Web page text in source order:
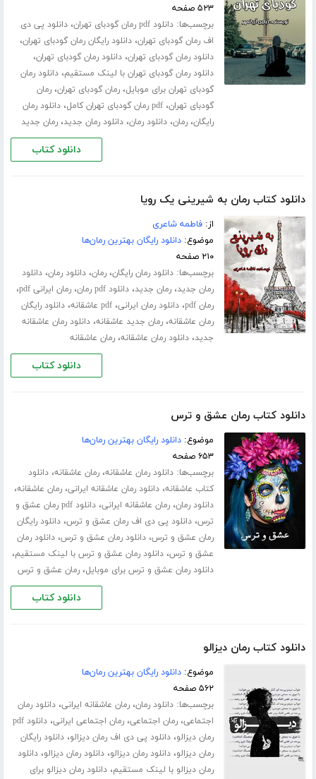
۵۲۳ صفحه
برچسب‌ها:دانلود pdf رمان گودبای تهران ،دانلود پی دی
اف رمان گودبای تهران،دانلود رایگان رمان گودبای تهران،
دانلود رمان گودبای تهران،دانلود رمان گودبای تهران،
دانلود رمان گودبای تهران با لینک مستقیم،دانلود رمان
گودبای تهران برای موبایل،رمان گودبای تهران،رمان
گودبای تهران،pdf رمان گودبای تهران کامل ،دانلود رمان
رایگان،رمان،دانلود رمان،دانلود رمان جدید،رمان جدید
دانلود کتاب
دانلود کتاب رمان به شیرینی یک رویا
از:فاطمه شاعری
موضوع:دانلود رایگان بهترین رمان‌ها
۲۱۰ صفحه
برچسب‌ها:دانلود رمان رایگان،رمان،دانلود رمان،دانلود
رمان جدید،رمان جدید،دانلود pdf رمان ،رمان ایرانی pdf ،
رمان pdf ،دانلود رمان ایرانی،pdf عاشقانه ،دانلود رایگان
رمان عاشقانه،رمان جدید عاشقانه،دانلود رمان عاشقانه
جدید،دانلود رمان عاشقانه،رمان عاشقانه
دانلود کتاب
دانلود کتاب رمان عشق و ترس
موضوع:دانلود رایگان بهترین رمان‌ها
۶۵۳ صفحه
برچسب‌ها:دانلود رمان عاشقانه،رمان عاشقانه،دانلود
کتاب عاشقانه،دانلود رمان عاشقانه ایرانی،رمان عاشقانه،
دانلود رمان،رمان عاشقانه ایرانی،
دانلود pdf رمان عشق و
ترس،دانلود پی دی اف رمان عشق و ترس،دانلود رایگان
رمان عشق و ترس،دانلود رمان عشق و ترس،دانلود رمان
عشق و ترس،دانلود رمان عشق و ترس با لینک مستقیم،
دانلود رمان عشق و ترس برای موبایل،رمان عشق و ترس
دانلود کتاب
دانلود کتاب رمان دیزالو
موضوع:دانلود رایگان بهترین رمان‌ها
۵۶۲ صفحه
برچسب‌ها:دانلود رمان،رمان عاشقانه ایرانی،دانلود رمان
اجتماعی،رمان اجتماعی،رمان اجتماعی ایرانی،
دانلود pdf
رمان دیزالو،دانلود پی دی اف رمان دیزالو،دانلود رایگان
رمان دیزالو،دانلود رمان دیزالو،دانلود رمان دیزالو،دانلود
رمان دیزالو با لینک مستقیم،دانلود رمان دیزالو برای